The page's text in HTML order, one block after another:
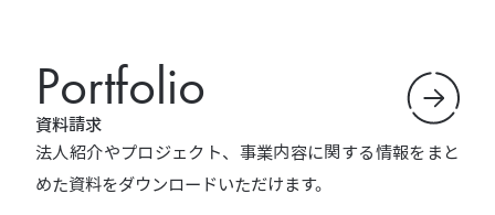
Portfolio
資料請求
法人紹介やプロジェクト、事業内容に関する情報をまと
めた資料をダウンロードいただけます。